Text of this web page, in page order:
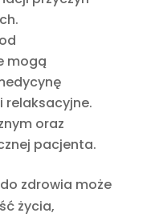
mogą
relaksacyjne.
oraz
pacjenta.
zdrowia może
życia,